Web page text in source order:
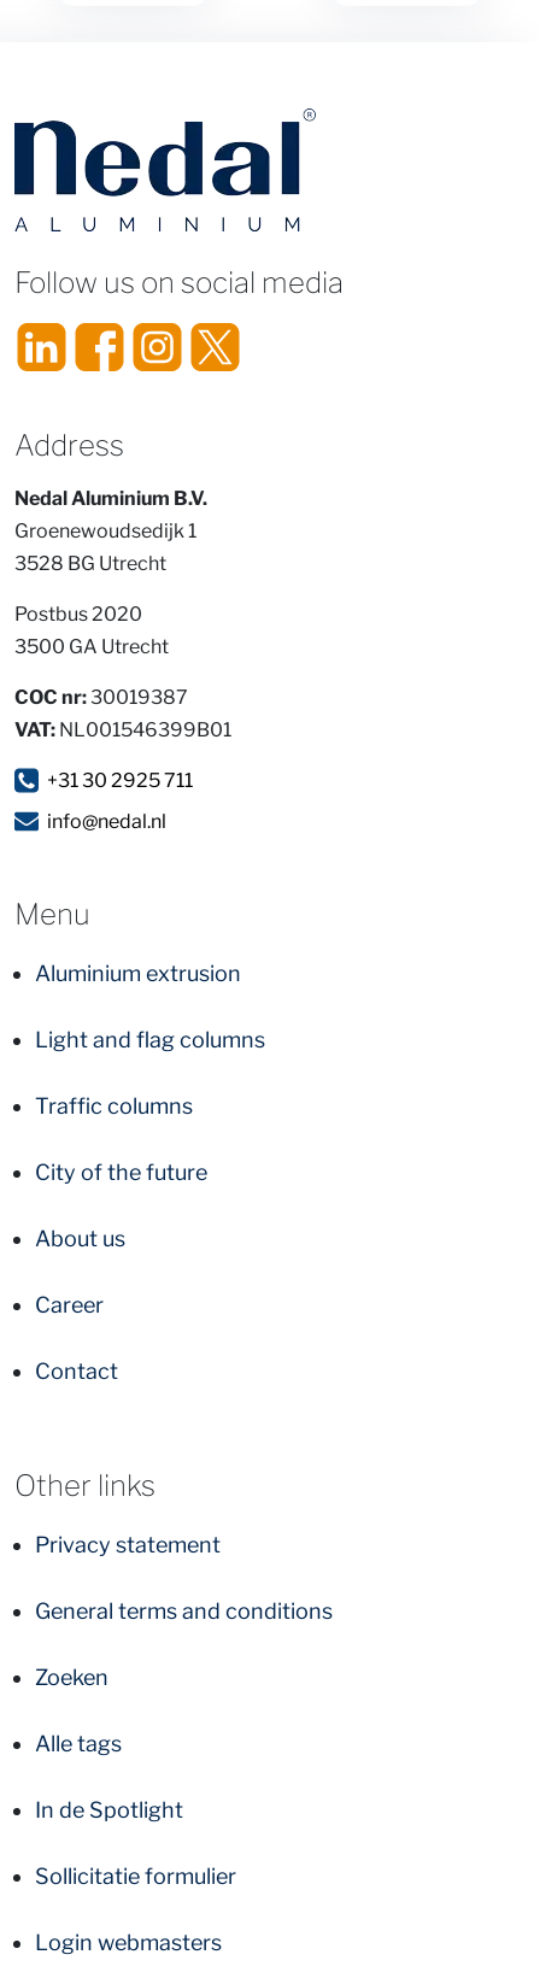
Follow us on social media
Address
Nedal Aluminium B.V.
Groenewoudsedijk 1
3528 BG Utrecht
Postbus 2020
3500 GA Utrecht
COC nr:30019387
VAT: NL001546399B01
+31 30 2925 711
info@nedal.nl
Menu
Aluminium extrusion
Light and flag columns
Traffic columns
City of the future
About us
Career
Contact
Other links
Privacy statement
General terms and conditions
Zoeken
Alle tags
In de Spotlight
Sollicitatie formulier
Login webmasters